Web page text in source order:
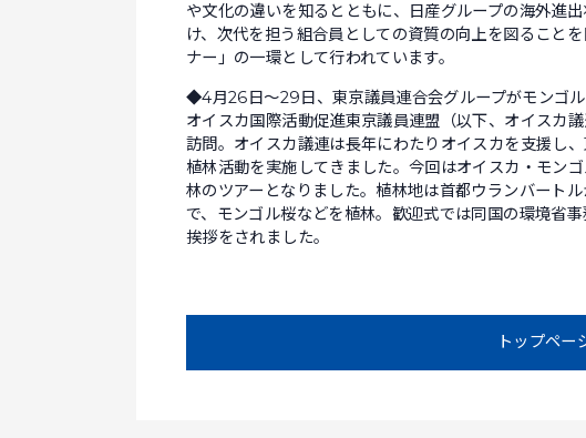
や文化の違いを知るとともに、日産グループの海外進
け、次代を担う組合員としての資質の向上を図ること
ナー」の一環として行われています。
◆4月26日～29日、東京議員連合会グループがモンゴ
オイスカ国際活動促進東京議員連盟（以下、オイスカ
訪問。オイスカ議連は長年にわたりオイスカを支援し
植林活動を実施してきました。今回はオイスカ・モン
林のツアーとなりました。植林地は首都ウランバート
で、モンゴル桜などを植林。歓迎式では同国の環境省
挨拶をされました。
トップペー